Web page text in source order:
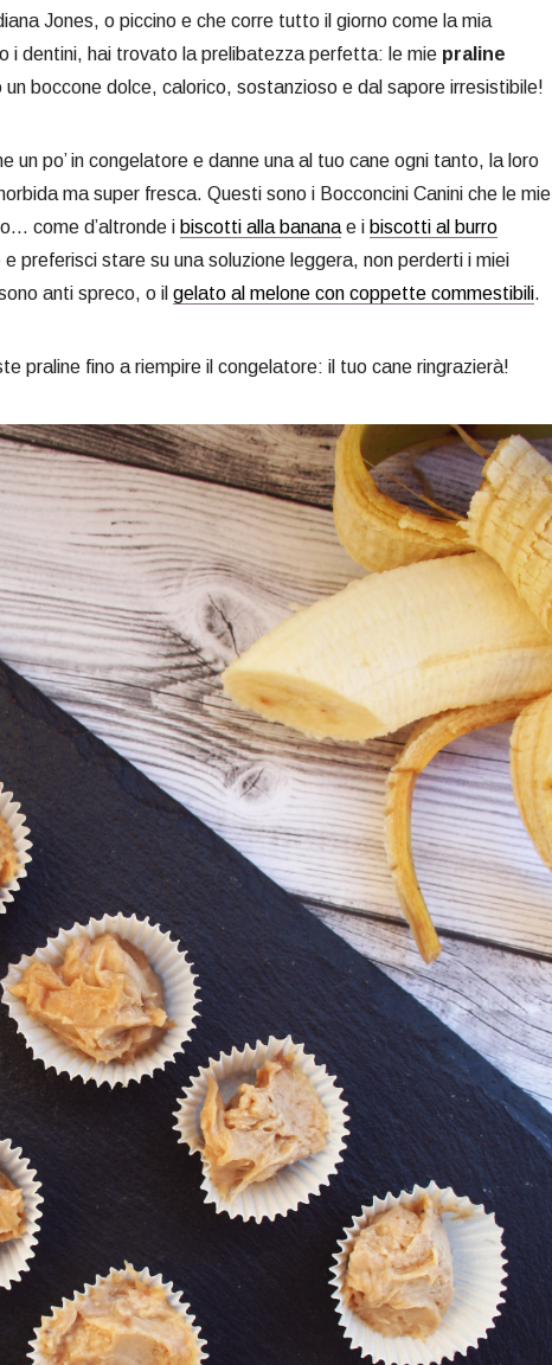
Jones, o piccino e che corre tutto il giorno come la mia
i dentini, hai trovato la prelibatezza perfetta: le mie praline
un boccone dolce, calorico, sostanzioso e dal sapore irresistibile!
un po’ in congelatore e danne una al tuo cane ogni tanto, la loro
ma super fresca. Questi sono i Bocconcini Canini che le mie
come d’altronde i biscotti alla banana e i biscotti al burro
preferisci stare su una soluzione leggera, non perderti i miei
anti spreco, o il gelato al melone con coppette commestibili.
praline fino a riempire il congelatore: il tuo cane ringrazierà!